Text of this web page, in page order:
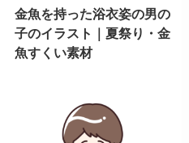
金魚を持った浴衣姿の男の
子のイラスト｜夏祭り・金
魚すくい素材